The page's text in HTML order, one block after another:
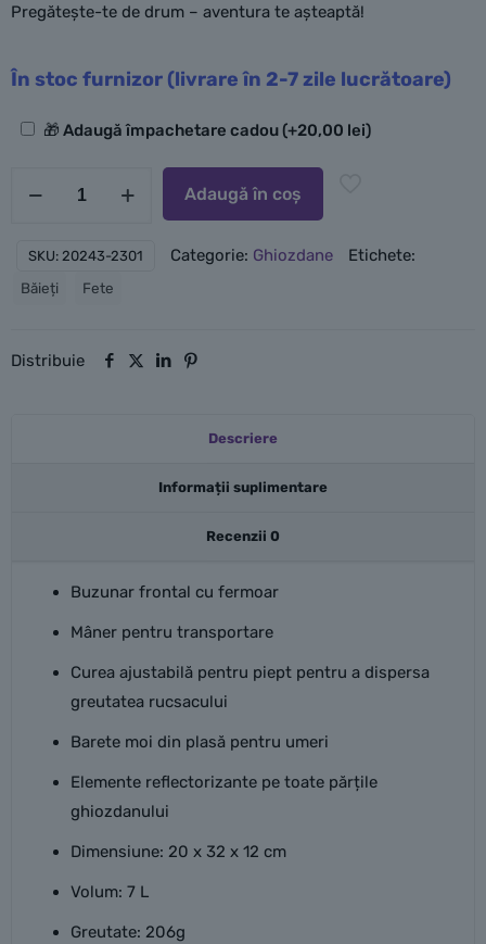
Pregătește-te de drum – aventura te așteaptă!
În stoc furnizor (livrare în 2-7 zile lucrătoare)
Opțiuni🎁 Adaugă împachetare cadou(+20,00 lei)
Verde
Adaugă în coș
SKU: 20243-2301 Categorie: Ghiozdane Etichete:
Băieți Fete
Distribuie
Descriere
Informații suplimentare
Recenzii 0
Buzunar frontal cu fermoar
Mâner pentru transportare
Curea ajustabilă pentru piept pentru a dispersa
greutatea rucsacului
Barete moi din plasă pentru umeri
Elemente reflectorizante pe toate părțile
ghiozdanului
Dimensiune: 20 x 32 x 12 cm
Volum: 7 L
Greutate: 206g